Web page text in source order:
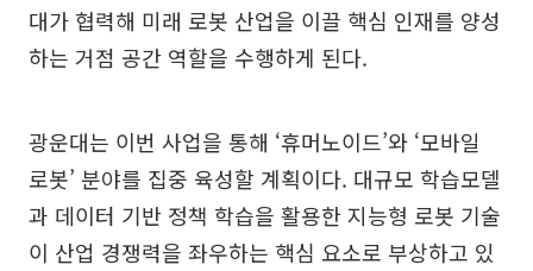
대가 협력해 미래 로봇 산업을 이끌 핵심 인재를 양성
하는 거점 공간 역할을 수행하게 된다.
광운대는 이번 사업을 통해 ‘휴머노이드’와 ‘모바일
로봇’ 분야를 집중 육성할 계획이다. 대규모 학습모델
과 데이터 기반 정책 학습을 활용한 지능형 로봇 기술
이 산업 경쟁력을 좌우하는 핵심 요소로 부상하고 있